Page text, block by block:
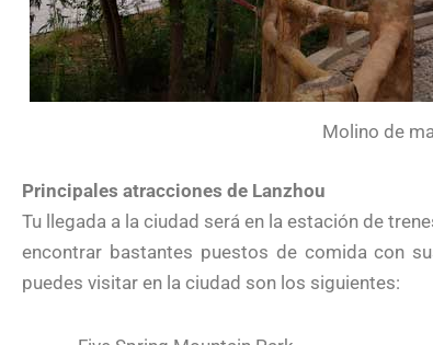
Molino de
Principales atracciones de Lanzhou
Tu llegada a la ciudad será en la estación de
encontrar bastantes puestos de comida con
puedes visitar en la ciudad son los siguientes: